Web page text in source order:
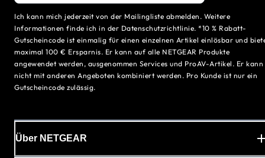
Ich kann mich jederzeit von der Mailingliste abmelden. Weitere
Informationen finde ich in der Datenschutzrichtlinie. *10 % Rabatt-
Gutscheincode ist einmalig für einen einzelnen Artikel einlösbar und
maximal 100 € Ersparnis. Er kann auf alle NETGEAR Produkte
angewendet werden, ausgenommen Services und ProAV-Artikel. Er kann
nicht mit anderen Angeboten kombiniert werden. Pro Kunde ist nur ein
Gutscheincode zulässig.
Über NETGEAR